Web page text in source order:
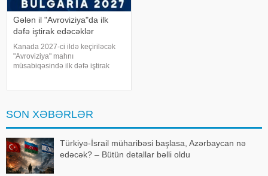
Gələn il "Avroviziya"da ilk
dəfə iştirak edəcəklər
Kanada 2027-ci ildə keçiriləcək
"Avroviziya" mahnı
müsabiqəsində ilk dəfə iştirak
SON XƏBƏRLƏR
Türkiyə-İsrail müharibəsi başlasa, Azərbaycan nə
edəcək? – Bütün detallar bəlli oldu